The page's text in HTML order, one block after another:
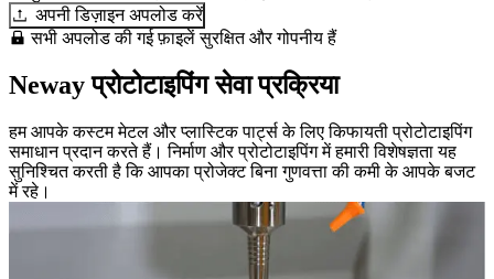
अपनी डिज़ाइन अपलोड करें
सभी अपलोड की गई फ़ाइलें सुरक्षित और गोपनीय हैं
Neway प्रोटोटाइपिंग सेवा प्रक्रिया
हम आपके कस्टम मेटल और प्लास्टिक पार्ट्स के लिए किफायती प्रोटोटाइपिंग
समाधान प्रदान करते हैं। निर्माण और प्रोटोटाइपिंग में हमारी विशेषज्ञता यह
सुनिश्चित करती है कि आपका प्रोजेक्ट बिना गुणवत्ता की कमी के आपके बजट
में रहे।